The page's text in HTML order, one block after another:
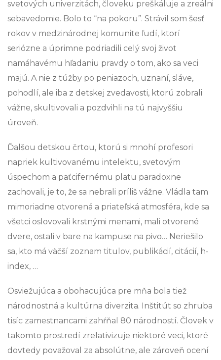
svetových univerzitách, človeku preškáluje a zreálni
sebavedomie. Bolo to “na pokoru”. Strávil som šesť
rokov v medzinárodnej komunite ľudí, ktorí
seriózne a úprimne podriadili celý svoj život
namáhavému hľadaniu pravdy o tom, ako sa veci
majú. A nie z túžby po peniazoch, uznaní, sláve,
pohodlí, ale iba z detskej zvedavosti, ktorú zobrali
vážne, skultivovali a pozdvihli na tú najvyššiu
úroveň.
Ďalšou detskou črtou, ktorú si mnohí profesori
napriek kultivovanému intelektu, svetovým
úspechom a paťcifernému platu paradoxne
zachovali, je to, že sa nebrali príliš vážne. Vládla tam
mimoriadne otvorená a priateľská atmosféra, kde sa
všetci oslovovali krstnými menami, mali otvorené
dvere, ostali v bare na kampuse na pivo… Neriešilo
sa, kto má väčší zoznam titulov, publikácií, citácií, h-
index, …
Osviežujúca a obohacujúca pre mňa bola tiež
národnostná a kultúrna diverzita. Inštitút so zhruba
tisíc zamestnancami zahŕňal 80 národností. Človek v
takomto prostredí zrelativizuje niektoré veci, ktoré
dovtedy považoval za absolútne, ale zároveň ocení